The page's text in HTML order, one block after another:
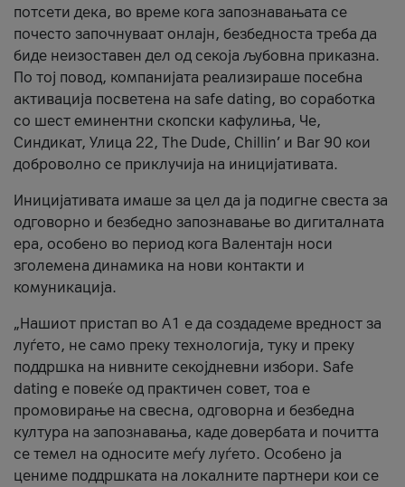
потсети дека, во време кога запознавањата се
почесто започнуваат онлајн, безбедноста треба да
биде неизоставен дел од секоја љубовна приказна.
По тој повод, компанијата реализираше посебна
активација посветена на safe dating, во соработка
со шест еминентни скопски кафулиња, Че,
Синдикат, Улица 22, The Dude, Chillin’ и Bar 90 кои
доброволно се приклучија на иницијативата.
Иницијативата имаше за цел да ја подигне свеста за
одговорно и безбедно запознавање во дигиталната
ера, особено во период кога Валентајн носи
зголемена динамика на нови контакти и
комуникација.
„Нашиот пристап во А1 е да создадеме вредност за
луѓето, не само преку технологија, туку и преку
поддршка на нивните секојдневни избори. Safe
dating е повеќе од практичен совет, тоа е
промовирање на свесна, одговорна и безбедна
култура на запознавања, каде довербата и почитта
се темел на односите меѓу луѓето. Особено ја
цениме поддршката на локалните партнери кои се